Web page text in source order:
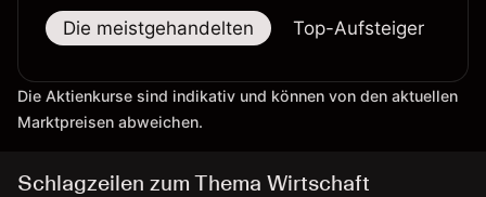
Die meistgehandelten Top-Aufsteiger
Die Aktienkurse sind indikativ und können von den aktuellen
Marktpreisen abweichen.
Schlagzeilen zum Thema Wirtschaft